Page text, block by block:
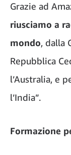
Grazie ad
riusciamo a
mondo, dalla
Repubblica
l’Australia, e
l’India”.
Formazione